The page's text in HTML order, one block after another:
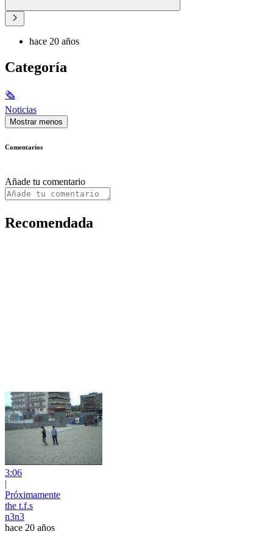
hace 20 años
Categoría
🗞
Noticias
Mostrar menos
Comentarios
Añade tu comentario
Recomendada
3:06
|
Próximamente
the t.f.s
n3n3
hace 20 años